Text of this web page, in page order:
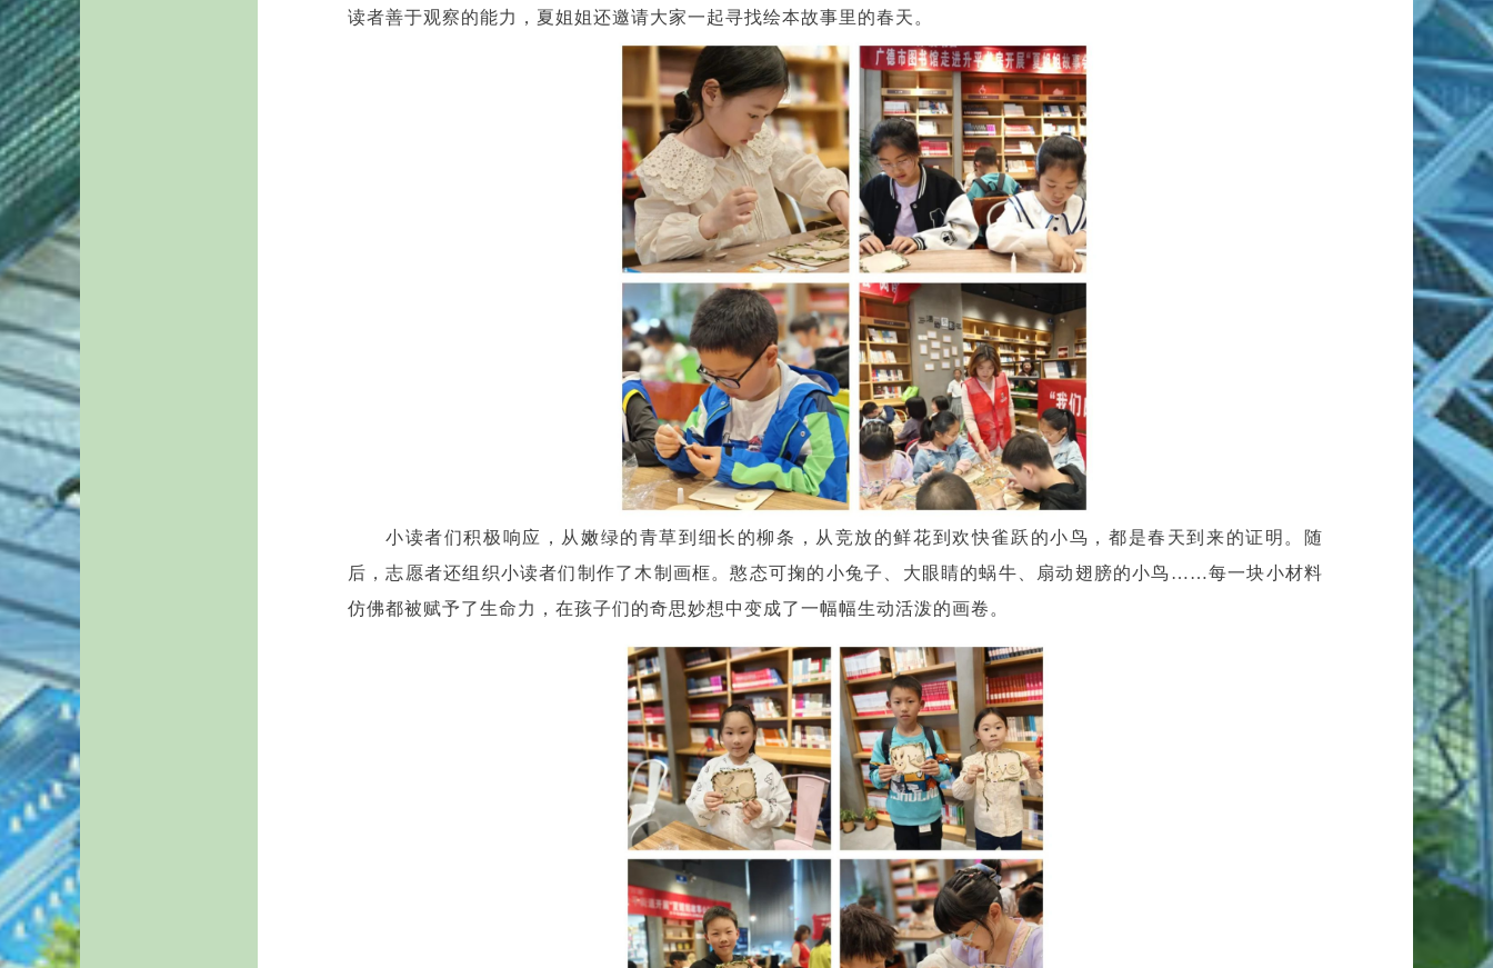
读者善于观察的能力，夏姐姐还邀请大家一起寻找绘本故事里的春天。
小读者们积极响应，从嫩绿的青草到细长的柳条，从竞放的鲜花到欢快雀跃的小鸟，都是春天到来的证明。随
后，志愿者还组织小读者们制作了木制画框。憨态可掬的小兔子、大眼睛的蜗牛、扇动翅膀的小鸟……每一块小材料
仿佛都被赋予了生命力，在孩子们的奇思妙想中变成了一幅幅生动活泼的画卷。